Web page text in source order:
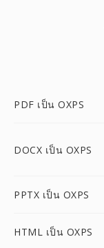
PDF เป็น OXPS
DOCX เป็น OXPS
PPTX เป็น OXPS
HTML เป็น OXPS